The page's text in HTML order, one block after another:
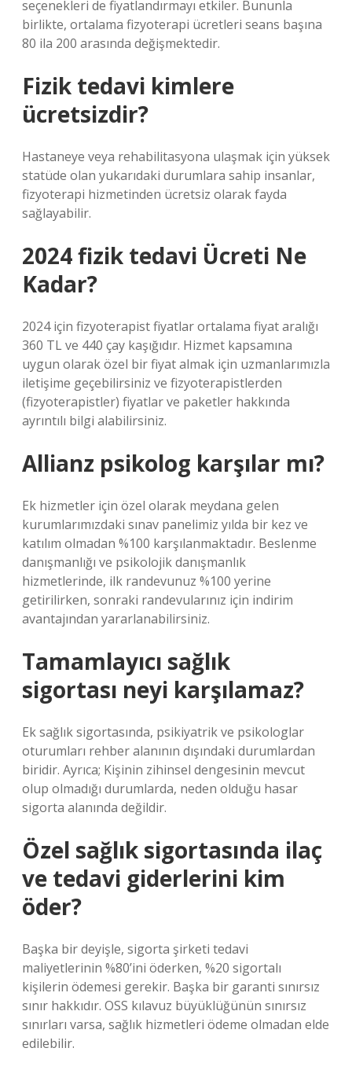
seçenekleri de fiyatlandırmayı etkiler. Bununla
birlikte, ortalama fizyoterapi ücretleri seans başına
80 ila 200 arasında değişmektedir.
Fizik tedavi kimlere
ücretsizdir?
Hastaneye veya rehabilitasyona ulaşmak için yüksek
statüde olan yukarıdaki durumlara sahip insanlar,
fizyoterapi hizmetinden ücretsiz olarak fayda
sağlayabilir.
2024 fizik tedavi Ücreti Ne
Kadar?
2024 için fizyoterapist fiyatlar ortalama fiyat aralığı
360 TL ve 440 çay kaşığıdır. Hizmet kapsamına
uygun olarak özel bir fiyat almak için uzmanlarımızla
iletişime geçebilirsiniz ve fizyoterapistlerden
(fizyoterapistler) fiyatlar ve paketler hakkında
ayrıntılı bilgi alabilirsiniz.
Allianz psikolog karşılar mı?
Ek hizmetler için özel olarak meydana gelen
kurumlarımızdaki sınav panelimiz yılda bir kez ve
katılım olmadan %100 karşılanmaktadır. Beslenme
danışmanlığı ve psikolojik danışmanlık
hizmetlerinde, ilk randevunuz %100 yerine
getirilirken, sonraki randevularınız için indirim
avantajından yararlanabilirsiniz.
Tamamlayıcı sağlık
sigortası neyi karşılamaz?
Ek sağlık sigortasında, psikiyatrik ve psikologlar
oturumları rehber alanının dışındaki durumlardan
biridir. Ayrıca; Kişinin zihinsel dengesinin mevcut
olup olmadığı durumlarda, neden olduğu hasar
sigorta alanında değildir.
Özel sağlık sigortasında ilaç
ve tedavi giderlerini kim
öder?
Başka bir deyişle, sigorta şirketi tedavi
maliyetlerinin %80’ini öderken, %20 sigortalı
kişilerin ödemesi gerekir. Başka bir garanti sınırsız
sınır hakkıdır. OSS kılavuz büyüklüğünün sınırsız
sınırları varsa, sağlık hizmetleri ödeme olmadan elde
edilebilir.